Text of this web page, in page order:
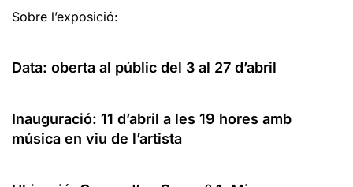
Sobre l’exposició:
Data: oberta al públic del 3 al 27 d’abril
Inauguració: 11 d’abril a les 19 hores amb
música en viu de l’artista